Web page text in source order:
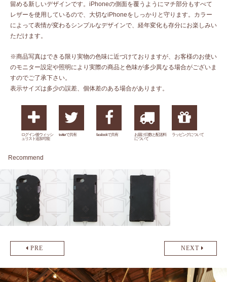
留める新しいデザインです。iPhoneの側面を覆うようにマチ部分もすべて
レザーを使用しているので、大切なiPhoneをしっかりと守ります。カラー
によって表情が変わるシンプルなデザインで、経年変化も存分にお楽しみい
ただけます。
※商品写真はできる限り実物の色味に近づけておりますが、お客様のお使い
のモニター設定や照明により実際の商品と色味が多少異なる場合がございま
すのでご了承下さい。
表示サイズは多少の誤差、個体差のある場合があります。
ログイン後ウィッシ
ュリスト追加可能
twitterで共有 facebookで共有
お届け日数と配送料
について
ラッピングについて
Recommend